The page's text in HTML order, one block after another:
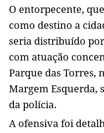
O entorpecente,
como destino a
seria distribuído
com atuação
Parque das Torres,
Margem Esquerda,
da polícia.
A ofensiva foi